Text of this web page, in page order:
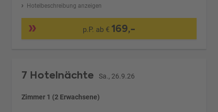
Hotelbeschreibung anzeigen
p.P. ab € 169,-
7 Hotelnächte Sa., 26.9.26
Zimmer 1 (2 Erwachsene)